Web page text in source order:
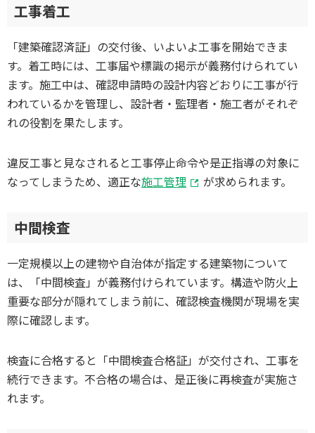
工事着工
「建築確認済証」の交付後、いよいよ工事を開始できま
す。着工時には、工事届や標識の掲示が義務付けられてい
ます。施工中は、確認申請時の設計内容どおりに工事が行
われているかを管理し、設計者・監理者・施工者がそれぞ
れの役割を果たします。
違反工事と見なされると工事停止命令や是正指導の対象に
なってしまうため、適正な施工管理 が求められます。
中間検査
一定規模以上の建物や自治体が指定する建築物について
は、「中間検査」が義務付けられています。構造や防火上
重要な部分が隠れてしまう前に、確認検査機関が現場を実
際に確認します。
検査に合格すると「中間検査合格証」が交付され、工事を
続行できます。不合格の場合は、是正後に再検査が実施さ
れます。